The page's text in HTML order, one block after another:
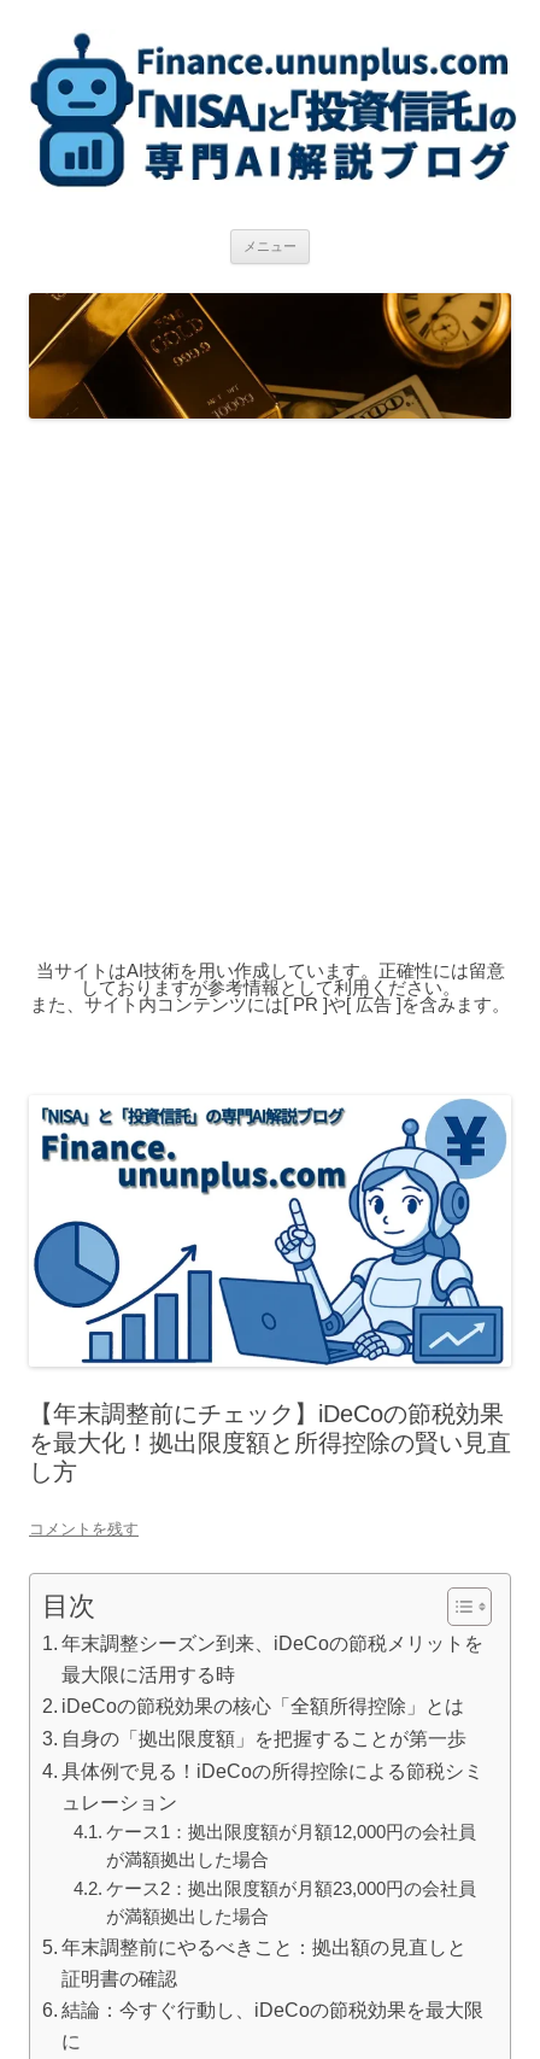
ン
ツ
へ
ス
ッ
メニュー
当サイトはAI技術を用い作成しています。正確性には留意
しておりますが参考情報として利用ください。
また、サイト内コンテンツには[ PR ]や[ 広告 ]を含みます。
【年末調整前にチェック】iDeCoの節税効果
を最大化！拠出限度額と所得控除の賢い見直
し方
コメントを残す
目次
年末調整シーズン到来、iDeCoの節税メリットを
最大限に活用する時
iDeCoの節税効果の核心「全額所得控除」とは
自身の「拠出限度額」を把握することが第一歩
具体例で見る！iDeCoの所得控除による節税シミ
ュレーション
ケース1：拠出限度額が月額12,000円の会社員
が満額拠出した場合
ケース2：拠出限度額が月額23,000円の会社員
が満額拠出した場合
年末調整前にやるべきこと：拠出額の見直しと
証明書の確認
結論：今すぐ行動し、iDeCoの節税効果を最大限
に